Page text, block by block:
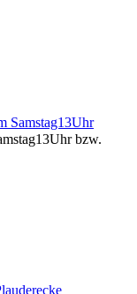
Samstag13Uhr
bzw.